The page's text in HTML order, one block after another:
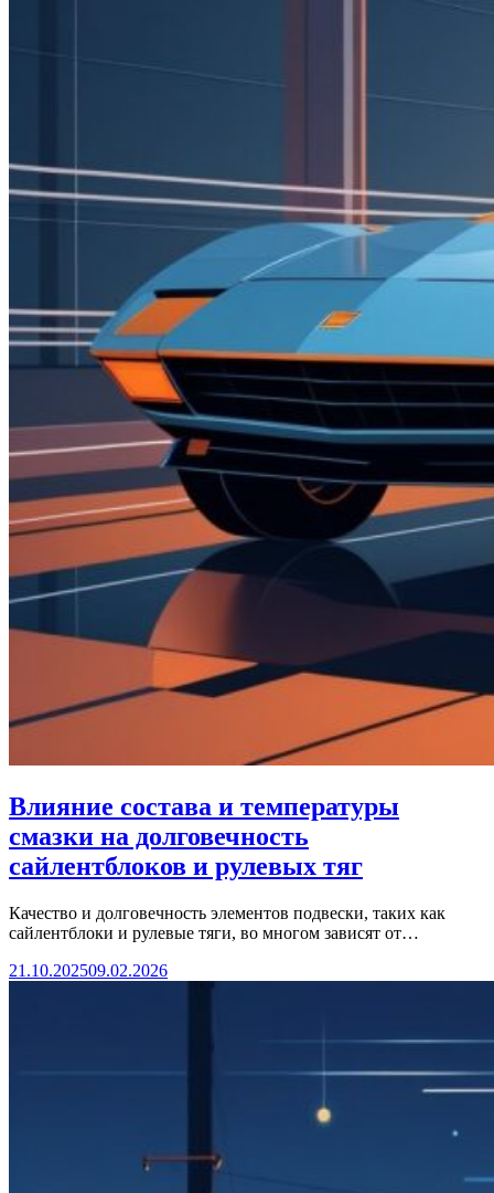
Влияние состава и температуры
смазки на долговечность
сайлентблоков и рулевых тяг
Качество и долговечность элементов подвески, таких как
сайлентблоки и рулевые тяги, во многом зависят от…
21.10.202509.02.2026